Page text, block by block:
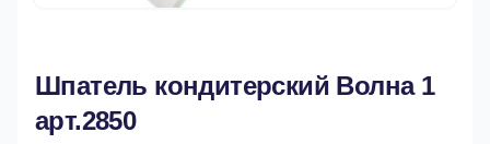
Шпатель кондитерский Волна 1
арт.2850